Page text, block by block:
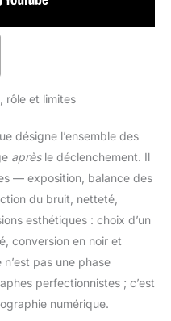
rôle et limites
désigne l’ensemble des
aprèsle déclenchement. Il
— exposition, balance des
du bruit, netteté,
esthétiques : choix d’un
conversion en noir et
pas une phase
perfectionnistes ; c’est
numérique.